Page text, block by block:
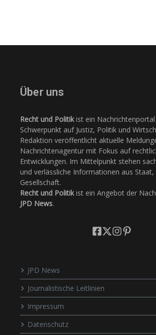
Über uns
Recht und Politikist ein
Schwerpunkt auf Justiz, Politik und
Redaktion veröffentlicht aktuelle
Nachrichtenagentur mit Fokus auf
Entwicklungen. Im Mittelpunkt stehen
und verlässliche Informationen aus
Gesellschaft.
Recht und Politikist ein Angebot der
JPD News.
JPD News
Journalistische Leitlinien
Impressum
Datenschutz